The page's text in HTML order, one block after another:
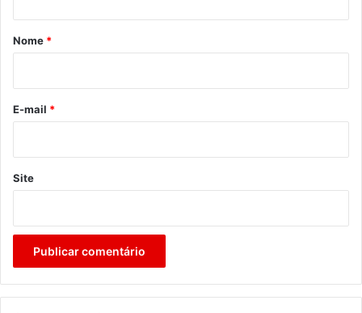
r
*
Nome *
E-mail *
Site